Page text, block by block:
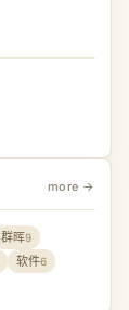
more →
群晖9
软件6